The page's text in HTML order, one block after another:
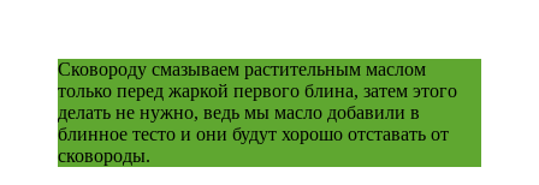
Сковороду смазываем растительным маслом
только перед жаркой первого блина, затем этого
делать не нужно, ведь мы масло добавили в
блинное тесто и они будут хорошо отставать от
сковороды.